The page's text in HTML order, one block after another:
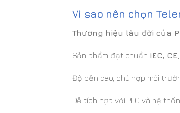
Vì sao nên chọn
Thương hiệu lâu đời của
Sản phẩm đạt chuẩn IEC, CE
Độ bền cao, phù hợp môi
Dễ tích hợp với PLC và hệ